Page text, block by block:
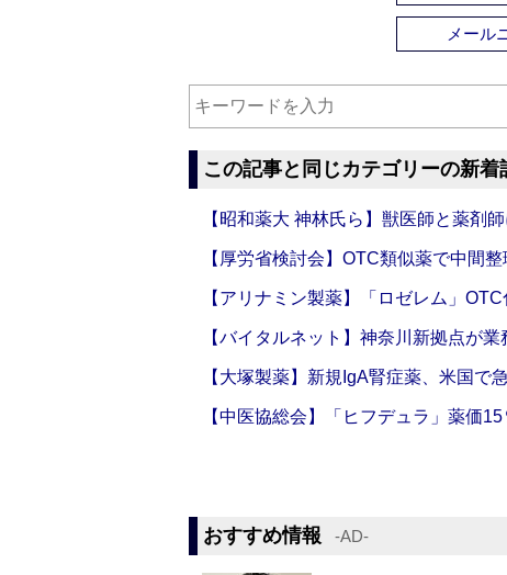
メール
この記事と同じカテゴリーの新着
【昭和薬大 神林氏ら】獣医師と薬剤
【厚労省検討会】OTC類似薬で中間
【アリナミン製薬】「ロゼレム」
【バイタルネット】神奈川新拠点が
【大塚製薬】新規IgA腎症薬、米国で
【中医協総会】「ヒフデュラ」薬価
おすすめ情報 ‐AD‐